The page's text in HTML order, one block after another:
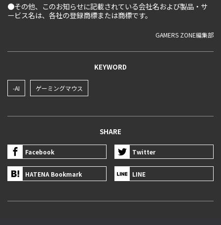
●その他、このお知らせに記載されている会社名および製品・サ
ービス名は、各社の登録商標または商標です。
GAMERS ZONE編集部
KEYWORD
-AI ゲーミングマウス
SHARE
Facebook Twitter
HATENA Bookmark LINE